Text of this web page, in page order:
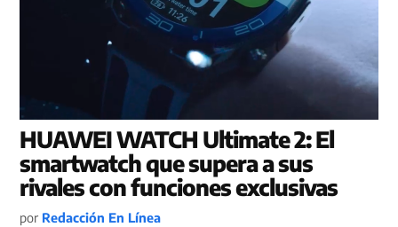
HUAWEI WATCH Ultimate 2: El
smartwatch que supera a sus
rivales con funciones exclusivas
por Redacción En Línea